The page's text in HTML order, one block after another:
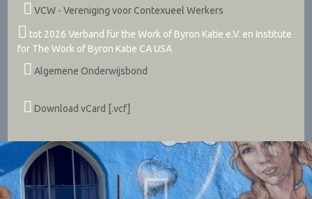
VCW - Vereniging voor Contexueel Werkers
tot 2026 Verband für the Work of Byron Katie e.V. en Institute
for The Work of Byron Katie CA USA
Algemene Onderwijsbond
Download vCard [.vcf]